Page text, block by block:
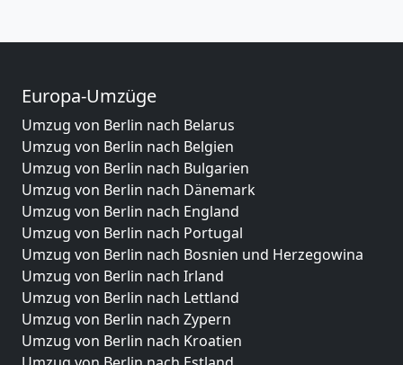
Europa-Umzüge
Umzug von Berlin nach Belarus
Umzug von Berlin nach Belgien
Umzug von Berlin nach Bulgarien
Umzug von Berlin nach Dänemark
Umzug von Berlin nach England
Umzug von Berlin nach Portugal
Umzug von Berlin nach Bosnien und Herzegowina
Umzug von Berlin nach Irland
Umzug von Berlin nach Lettland
Umzug von Berlin nach Zypern
Umzug von Berlin nach Kroatien